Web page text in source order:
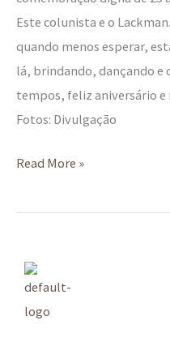
Este colunista e o
quando menos esperar,
lá, brindando, dançando e
tempos, feliz aniversário e
Fotos: Divulgação
Read More »